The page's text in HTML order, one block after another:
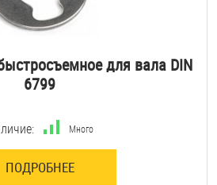
для вала DIN
6799
Много
ПОДРОБНЕЕ